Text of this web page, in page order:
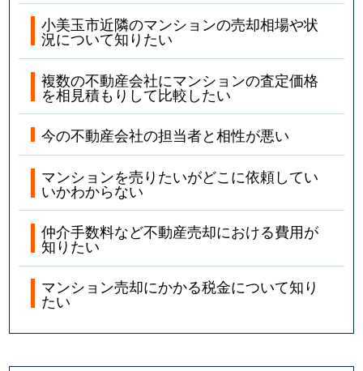
小美玉市近隣のマンションの売却相場や状
況について知りたい
複数の不動産会社にマンションの査定価格
を相見積もりして比較したい
今の不動産会社の担当者と相性が悪い
マンションを売りたいがどこに依頼してい
いかわからない
仲介手数料など不動産売却における費用が
知りたい
マンション売却にかかる税金について知り
たい